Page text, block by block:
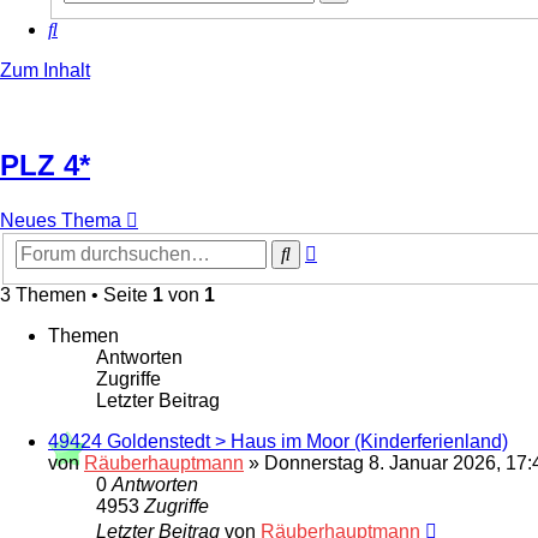
Suche
Zum Inhalt
PLZ 4*
Neues Thema
Suche
3 Themen • Seite 1 von 1
Themen
Antworten
Zugriffe
Letzter Beitrag
49424 Goldenstedt > Haus im Moor (Kinderferienland)
von Räuberhauptmann » Donnerstag 8. Januar 2026,
0 Antworten
4953 Zugriffe
Letzter Beitrag von Räuberhauptmann